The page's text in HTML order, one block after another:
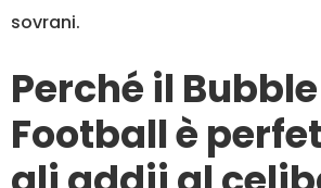
sovrani.
Perché il Bubble
Football è